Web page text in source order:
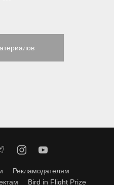
Рекламодателям
Bird in Flight Prize